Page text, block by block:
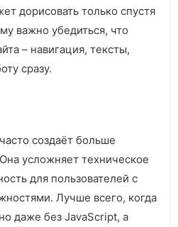
дорисовать только спустя
важно убедиться, что
– навигация, тексты,
сразу.
создаёт больше
усложняет техническое
для пользователей с
Лучше всего, когда
даже без JavaScript, а